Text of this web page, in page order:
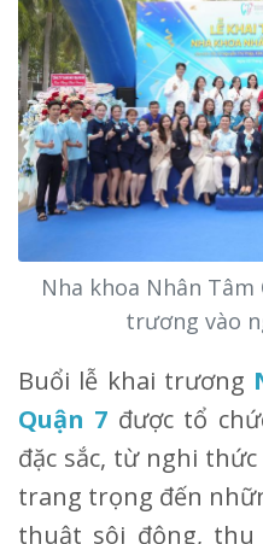
Nha khoa Nhân
trương vào
Buổi lễ khai trương
Quận 7 được tổ
đặc sắc, từ nghi
trang trọng đến
thuật sôi động,